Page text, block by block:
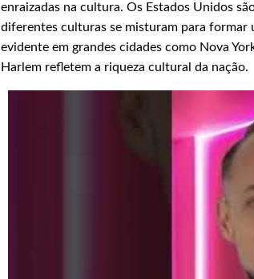
enraizadas na cultura. Os Estados Unidos
diferentes culturas se misturam para formar
evidente em grandes cidades como Nova
Harlem refletem a riqueza cultural da nação.